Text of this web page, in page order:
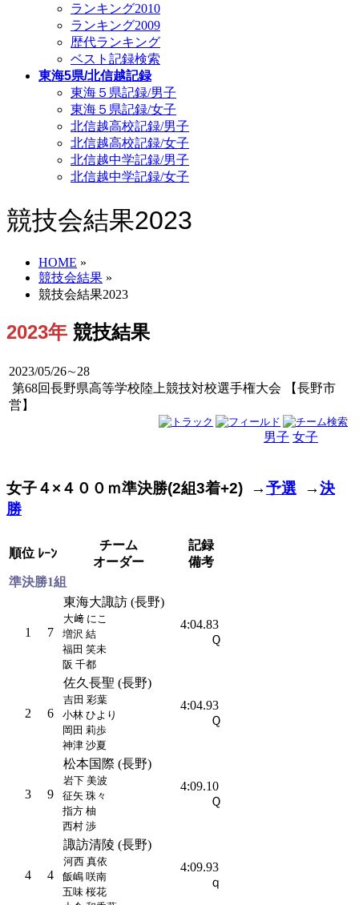
ランキング2010
ランキング2009
歴代ランキング
ベスト記録検索
東海5県/北信越記録
東海５県記録/男子
東海５県記録/女子
北信越高校記録/男子
北信越高校記録/女子
北信越中学記録/男子
北信越中学記録/女子
競技会結果2023
HOME »
競技会結果 »
競技会結果2023
2023年 競技結果
2023/05/26∼28
第68回長野県高等学校陸上競技対校選手権大会 【長野市
営】
男子 女子
女子４×４００ｍ準決勝(2組3着+2) →予選 →決
勝
順位 ﾚｰﾝ
チーム
オーダー
記録
備考
準決勝1組
1 7
東海大諏訪 (長野)
大﨑 にこ
増沢 結
福田 笑未
阪 千都
4:04.83
Ｑ
2 6
佐久長聖 (長野)
吉田 彩葉
小林 ひより
岡田 莉歩
神津 沙夏
4:04.93
Ｑ
3 9
松本国際 (長野)
岩下 美波
征矢 珠々
指方 柚
西村 渉
4:09.10
Ｑ
4 4
諏訪清陵 (長野)
河西 真依
飯嶋 咲南
五味 桜花
4:09.93
ｑ